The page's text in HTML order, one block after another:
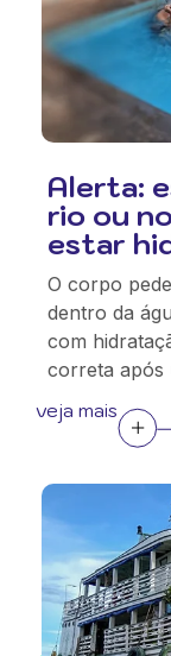
Alerta:
rio ou
estar
O corpo
dentro da
com
correta após
veja mais